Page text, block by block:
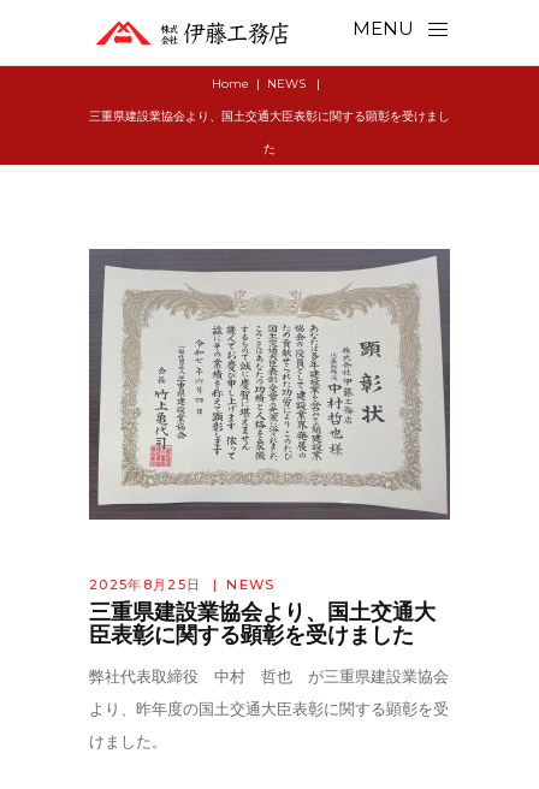
MENU
Home | NEWS |
三重県建設業協会より、国土交通大臣表彰に関する顕彰を受けまし
た
2025年8月25日 NEWS
三重県建設業協会より、国土交通大
臣表彰に関する顕彰を受けました
弊社代表取締役 中村 哲也 が三重県建設業協会
より、昨年度の国土交通大臣表彰に関する顕彰を受
けました。